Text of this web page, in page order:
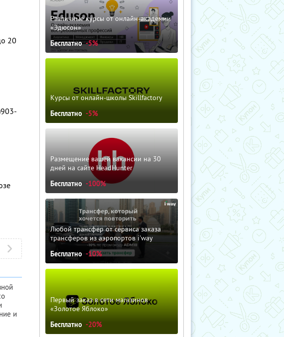
20
и
Различные курсы от онлайн-академии
«Эдюсон»
Бесплатно -5%
Курсы от онлайн-школы Skillfactory
Бесплатно -5%
Размещение вашей вакансии на 30
дней на сайте HeadHunter
Бесплатно -100%
Любой трансфер от сервиса заказа
трансферов из аэропортов i'way
Бесплатно -10%
Первый заказ в сети магазинов
«Золотое Яблоко»
Бесплатно -20%